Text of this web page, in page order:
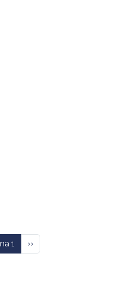
1 Następna strona
››